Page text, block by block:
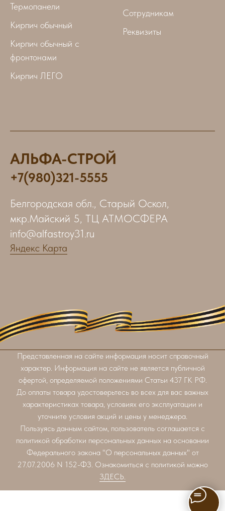
Термопанели
Кирпич обычный
Кирпич обычный с
фронтонами
Кирпич ЛЕГО
Сотрудникам
Реквизиты
АЛЬФА-СТРОЙ
+7(980)321-5555
Белгородская обл., Старый Оскол,
мкр.Майский 5, ТЦ АТМОСФЕРА
info@alfastroy31.ru
Яндекс Карта
Представленная на сайте информация носит справочный
характер. Информация на сайте не является публичной
офертой, определяемой положениями Статьи 437 ГК РФ.
До оплаты товара удостоверьтесь во всех для вас важных
характеристиках товара, условиях его эксплуатации и
уточните условия акций и цены у менеджера.
Пользуясь данным сайтом, пользователь соглашается с
политикой обработки персональных данных на основании
Федерального закона "О персональных данных" от
27.07.2006 N 152-ФЗ. Ознакомиться с политикой можно
ЗДЕСЬ.